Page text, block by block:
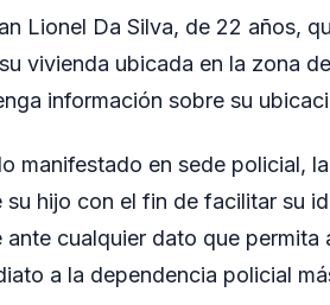
Lionel Da Silva, de 22 años,
vivienda ubicada en la zona
información sobre su
manifestado en sede policial,
su hijo con el fin de facilitar su
ante cualquier dato que
a la dependencia policial